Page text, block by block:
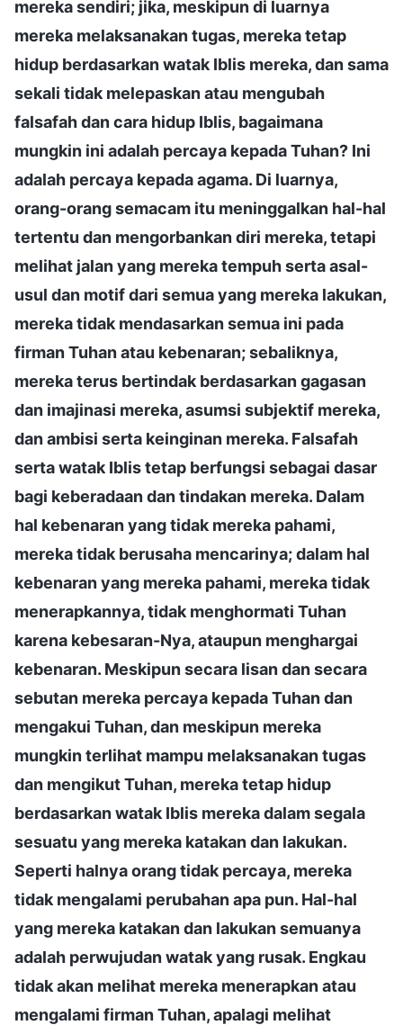
mereka sendiri; jika, meskipun di luarnya
mereka melaksanakan tugas, mereka tetap
hidup berdasarkan watak Iblis mereka, dan sama
sekali tidak melepaskan atau mengubah
falsafah dan cara hidup Iblis, bagaimana
mungkin ini adalah percaya kepada Tuhan? Ini
adalah percaya kepada agama. Di luarnya,
orang-orang semacam itu meninggalkan hal-hal
tertentu dan mengorbankan diri mereka, tetapi
melihat jalan yang mereka tempuh serta asal-
usul dan motif dari semua yang mereka lakukan,
mereka tidak mendasarkan semua ini pada
firman Tuhan atau kebenaran; sebaliknya,
mereka terus bertindak berdasarkan gagasan
dan imajinasi mereka, asumsi subjektif mereka,
dan ambisi serta keinginan mereka. Falsafah
serta watak Iblis tetap berfungsi sebagai dasar
bagi keberadaan dan tindakan mereka. Dalam
hal kebenaran yang tidak mereka pahami,
mereka tidak berusaha mencarinya; dalam hal
kebenaran yang mereka pahami, mereka tidak
menerapkannya, tidak menghormati Tuhan
karena kebesaran-Nya, ataupun menghargai
kebenaran. Meskipun secara lisan dan secara
sebutan mereka percaya kepada Tuhan dan
mengakui Tuhan, dan meskipun mereka
mungkin terlihat mampu melaksanakan tugas
dan mengikut Tuhan, mereka tetap hidup
berdasarkan watak Iblis mereka dalam segala
sesuatu yang mereka katakan dan lakukan.
Seperti halnya orang tidak percaya, mereka
tidak mengalami perubahan apa pun. Hal-hal
yang mereka katakan dan lakukan semuanya
adalah perwujudan watak yang rusak. Engkau
tidak akan melihat mereka menerapkan atau
mengalami firman Tuhan, apalagi melihat